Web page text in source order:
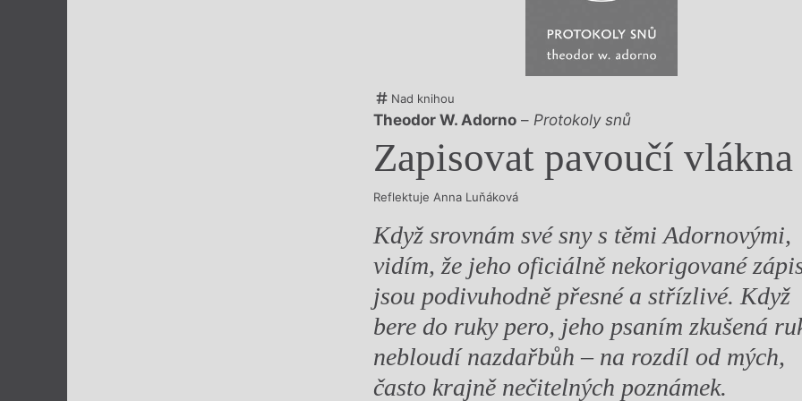
Nad knihou
Theodor W. Adorno – Protokoly snů
Zapisovat pavoučí vlákna
Reflektuje Anna Luňáková
Když srovnám své sny s těmi Adornovými,
vidím, že jeho oficiálně nekorigované
jsou podivuhodně přesné a střízlivé. Když
bere do ruky pero, jeho psaním zkušená
nebloudí nazdařbůh – na rozdíl od mých,
často krajně nečitelných poznámek.